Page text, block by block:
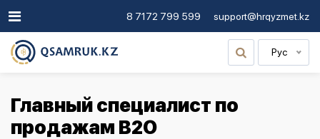
8 7172 799 599 support@hrqyzmet.kz
Рус
Главный специалист по
продажам В2О